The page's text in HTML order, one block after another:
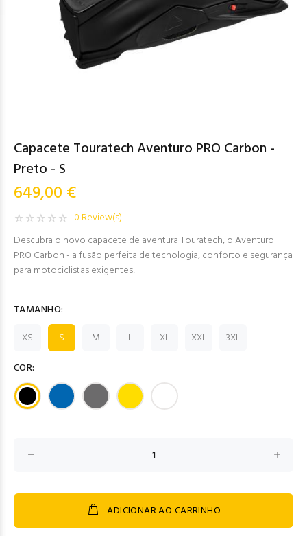
Capacete Touratech Aventuro PRO Carbon -
Preto - S
649,00 €
0 Review(s)
Descubra o novo capacete de aventura Touratech, o Aventuro
PRO Carbon - a fusão perfeita de tecnologia, conforto e segurança
para motociclistas exigentes!
TAMANHO:
XS
S M L XL XXL
3XL
COR:
ADICIONAR AO CARRINHO